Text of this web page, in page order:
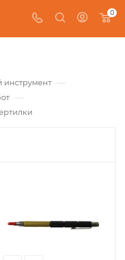
0
инструмент —
—